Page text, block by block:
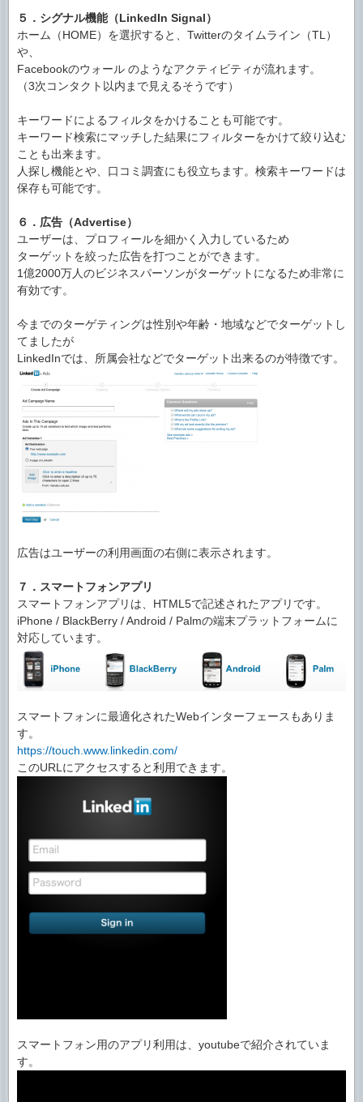
５．シグナル機能（LinkedIn Signal）
ホーム（HOME）を選択すると、Twitterのタイムライン（TL）
や、
Facebookのウォール のようなアクティビティが流れます。
（3次コンタクト以内まで見えるそうです）
キーワードによるフィルタをかけることも可能です。
キーワード検索にマッチした結果にフィルターをかけて絞り込む
ことも出来ます。
人探し機能とや、口コミ調査にも役立ちます。検索キーワードは
保存も可能です。
６．広告（Advertise）
ユーザーは、プロフィールを細かく入力しているため
ターゲットを絞った広告を打つことができます。
1億2000万人のビジネスパーソンがターゲットになるため非常に
有効です。
今までのターゲティングは性別や年齢・地域などでターゲットし
てましたが
LinkedInでは、所属会社などでターゲット出来るのが特徴です。
広告はユーザーの利用画面の右側に表示されます。
７．スマートフォンアプリ
スマートフォンアプリは、HTML5で記述されたアプリです。
iPhone / BlackBerry / Android / Palmの端末プラットフォームに
対応しています。
スマートフォンに最適化されたWebインターフェースもありま
す。
https://touch.www.linkedin.com/
このURLにアクセスすると利用できます。
スマートフォン用のアプリ利用は、youtubeで紹介されていま
す。